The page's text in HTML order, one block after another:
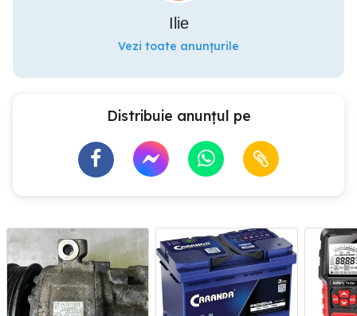
Ilie
Vezi toate anunțurile
Distribuie anunțul pe